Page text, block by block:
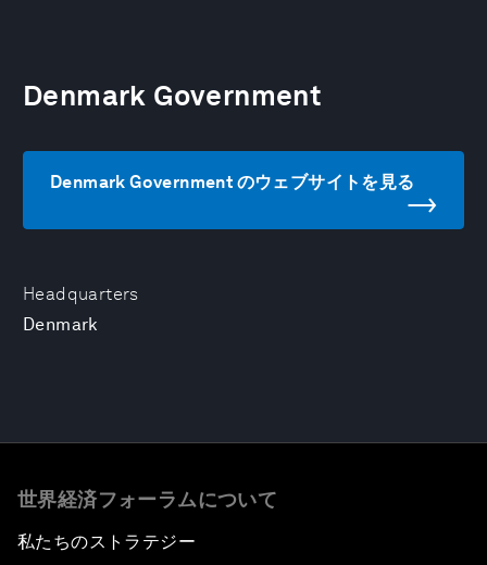
Headquarters
Denmark
Denmark Government
Denmark Government のウェブサイトを見る
世界経済フォーラムについて
私たちのストラテジー